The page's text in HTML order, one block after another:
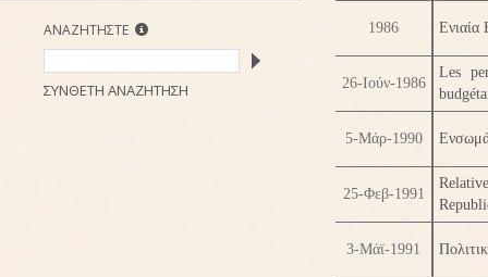
ΑΝΑΖΗΤΗΣΤΕ
ΣΥΝΘΕΤΗ ΑΝΑΖΗΤΗΣΗ
1986 Ενιαία
26-Ιούν-1986
Les
5-Μάρ-1990
25-Φεβ-1991
3-Μάϊ-1991